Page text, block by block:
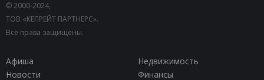
© 2000-2024,
ТОВ «КЕПРЕЙТ ПАРТНЕРС».
Все права защищены.
Афиша
Недвижимость
Новости
Финансы